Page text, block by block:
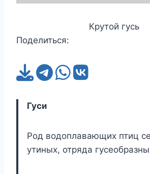
Крутой гусь
Поделиться:
Гуси
Род водоплавающих птиц
утиных, отряда